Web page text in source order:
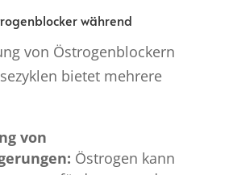
während
von Östrogenblockern
bietet mehrere
von
Östrogen kann